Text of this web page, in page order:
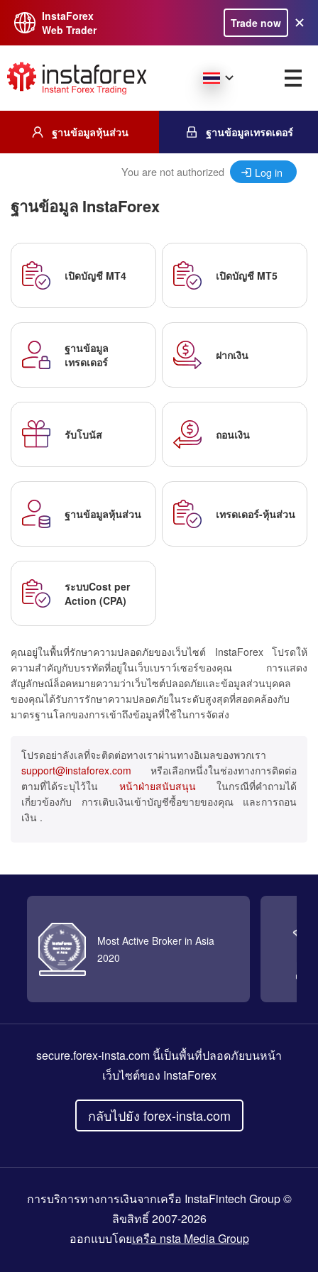
InstaForex
Web Trader
Trade now
ฐานข้อมูลหุ้นส่วน ฐานข้อมูลเทรดเดอร์
You are not authorized Log in
ฐานข้อมูล InstaForex
เปิดบัญชี MT4 เปิดบัญชี MT5
ฐานข้อมูล
เทรดเดอร์
ฝากเงิน
รับโบนัส ถอนเงิน
ฐานข้อมูลหุ้นส่วน เทรดเดอร์-หุ้นส่วน
ระบบCost per
Action (CPA)
คุณอยู่ในพื้นที่รักษาความปลอดภัยของเว็บไซต์ InstaForex โปรดให้
ความสำคัญกับบรรทัดที่อยู่ในเว็บเบราว์เซอร์ของคุณ การแสดง
สัญลักษณ์ล็อคหมายความว่าเว็บไซต์ปลอดภัยและข้อมูลส่วนบุคคล
ของคุณได้รับการรักษาความปลอดภัยในระดับสูงสุดที่สอดคล้องกับ
มาตรฐานโลกของการเข้าถึงข้อมูลที่ใช้ในการจัดส่ง
โปรดอย่าลังเลที่จะติดต่อทางเราผ่านทางอิเมลของพวกเรา
support@instaforex.com หรือเลือกหนึ่งในช่องทางการติดต่อ
ตามที่ได้ระบุไว้ใน หน้าฝ่ายสนับสนุนในกรณีที่คำถามได้
เกี่ยวข้องกับ การเติบเงินเข้าบัญชีซื้อขายของคุณ และการถอน
เงิน .
Most Active Broker in Asia
2020
secure.forex-insta.com นี้เป็นพื้นที่ปลอดภัยบนหน้า
เว็บไซต์ของ InstaForex
กลับไปยัง forex-insta.com
การบริการทางการเงินจากเครือ InstaFintech Group ©
ลิขสิทธิ์ 2007-2026
ออกแบบโดยเครือ nsta Media Group